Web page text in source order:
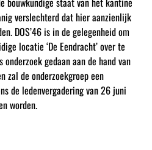
verslechterd dat hier aanzienlijk
DOS’46 is in de gelegenheid om
locatie ‘De Eendracht’ over te
gedaan aan de hand van
zal de onderzoekgroep een
de ledenvergadering van 26 juni
worden.